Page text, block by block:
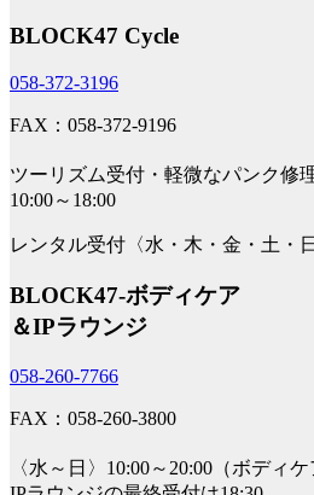
BLOCK47 Cycle
058-372-3196
FAX：058-372-9196
ツーリズム受付・軽微なパンク修
10:00～18:00
レンタル受付〈水・木・金・土・
BLOCK47‐ボディケア
＆IPラウンジ
058-260-7766
FAX：058-260-3800
〈水～日〉10:00～20:00（ボディ